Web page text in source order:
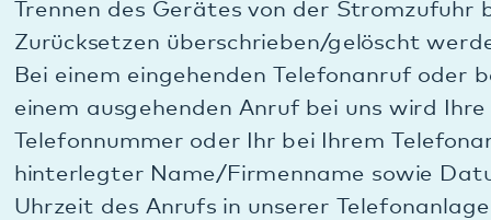
Geschäftsleitung Zugriff zu diesen Daten hat und
auch nur zum Zweck der gesetzlichen
Aufbewahrungsgründe oder zum Zweck der
Abwehr oder Geltendmachung tatsächlicher oder
möglicher Ansprüche bis zum Ablauf der
zur Dauer der Speicherung).